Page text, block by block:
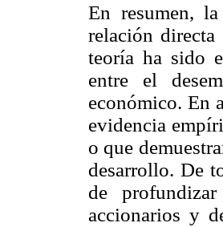
En resumen,
relación
teoría ha sido
entre el
económico. En
evidencia
o que
desarrollo. De
de
accionarios y